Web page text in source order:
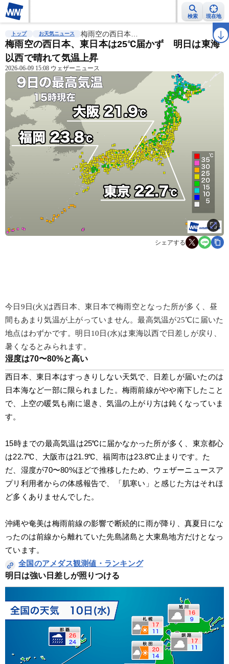
検索 現在地
雨雲レーダー 台風情報 地震情報 ラ
トップ お天気ニュース 梅雨空の西日本…
梅雨空の西日本、東日本は25℃届かず 明日は東海
以西で晴れて気温上昇
2026-06-09 15:08 ウェザーニュース
シェアする
今日9日(火)は西日本、東日本で梅雨空となった所が多く、昼
間もあまり気温が上がっていません。最高気温が25℃に届いた
地点はわずかです。明日10日(水)は東海以西で日差しが戻り、
暑くなるとみられます。
湿度は70〜80%と高い
西日本、東日本はすっきりしない天気で、日差しが届いたのは
日本海など一部に限られました。梅雨前線がやや南下したこと
で、上空の暖気も南に退き、気温の上がり方は鈍くなっていま
す。
15時までの最高気温は25℃に届かなかった所が多く、東京都心
は22.7℃、大阪市は21.9℃、福岡市は23.8℃止まりです。た
だ、湿度が70〜80%ほどで推移したため、ウェザーニュースア
プリ利用者からの体感報告で、「肌寒い」と感じた方はそれほ
ど多くありませんでした。
沖縄や奄美は梅雨前線の影響で断続的に雨が降り、真夏日にな
ったのは前線から離れていた先島諸島と大東島地方だけとなっ
ています。
全国のアメダス観測値・ランキング
明日は強い日差しが照りつける